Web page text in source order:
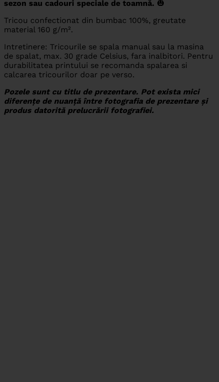
sezon sau cadouri speciale de toamnă. 🎃
Tricou confectionat din bumbac 100%, greutate
material 160 g/m².
Intretinere: Tricourile se spala manual sau la masina
de spalat, max. 30 grade Celsius, fara inalbitori. Pentru
durabilitatea printului se recomanda spalarea si
calcarea tricourilor doar pe verso.
Pozele sunt cu titlu de prezentare. Pot exista mici
diferențe de nuanță între fotografia de prezentare și
produs datorită prelucrării fotografiei.